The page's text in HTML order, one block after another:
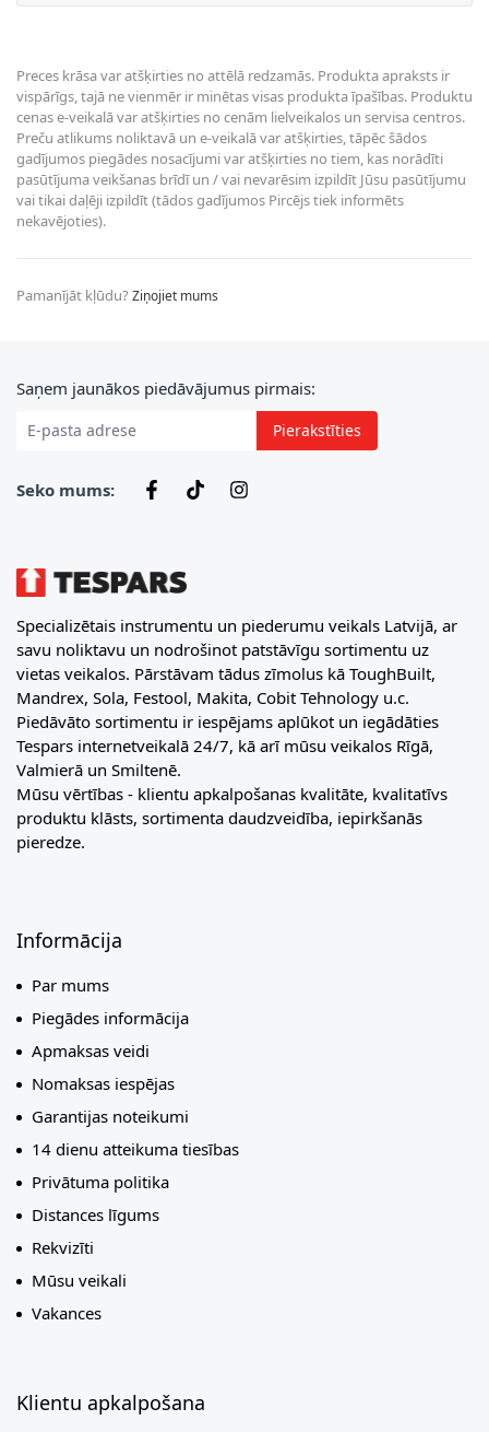
Preces krāsa var atšķirties no attēlā redzamās. Produkta apraksts ir
vispārīgs, tajā ne vienmēr ir minētas visas produkta īpašības. Produktu
cenas e-veikalā var atšķirties no cenām lielveikalos un servisa centros.
Preču atlikums noliktavā un e-veikalā var atšķirties, tāpēc šādos
gadījumos piegādes nosacījumi var atšķirties no tiem, kas norādīti
pasūtījuma veikšanas brīdī un / vai nevarēsim izpildīt Jūsu pasūtījumu
vai tikai daļēji izpildīt (tādos gadījumos Pircējs tiek informēts
nekavējoties).
Pamanījāt kļūdu?Ziņojiet mums
E-pasta adrese
Saņem jaunākos piedāvājumus pirmais:
Pierakstīties
Seko mums:
Specializētais instrumentu un piederumu veikals Latvijā, ar
savu noliktavu un nodrošinot patstāvīgu sortimentu uz
vietas veikalos. Pārstāvam tādus zīmolus kā ToughBuilt,
Mandrex, Sola, Festool, Makita, Cobit Tehnology u.c.
Piedāvāto sortimentu ir iespējams aplūkot un iegādāties
Tespars internetveikalā 24/7, kā arī mūsu veikalos Rīgā,
Valmierā un Smiltenē.
Mūsu vērtības - klientu apkalpošanas kvalitāte, kvalitatīvs
produktu klāsts, sortimenta daudzveidība, iepirkšanās
pieredze.
Informācija
Par mums
Piegādes informācija
Apmaksas veidi
Nomaksas iespējas
Garantijas noteikumi
14 dienu atteikuma tiesības
Privātuma politika
Distances līgums
Rekvizīti
Mūsu veikali
Vakances
Klientu apkalpošana